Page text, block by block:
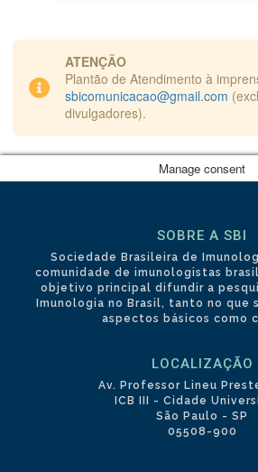
ATENÇÃO
Plantão de Atendimento à
sbicomunicacao@gmail.com
divulgadores).
SOBRE A SBI
Sociedade Brasileira de
comunidade de imunologistas
objetivo principal difundir a
Imunologia no Brasil, tanto no que
aspectos básicos como
LOCALIZAÇÃO
Av. Professor Lineu
ICB III - Cidade
São Paulo - SP
05508-900
Manage consent